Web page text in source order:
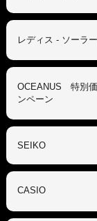
レディス - ソーラ
OCEANUS 特別
ンペーン
SEIKO
CASIO